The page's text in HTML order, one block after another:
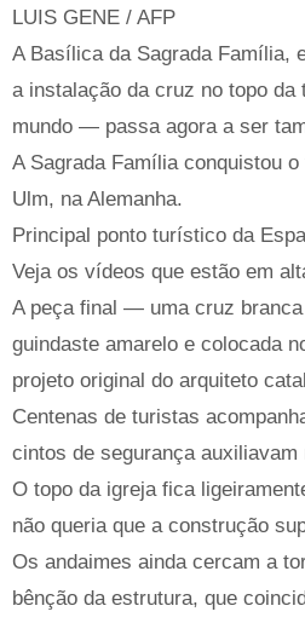
LUIS GENE / AFP
A Basílica da Sagrada Família,
a instalação da cruz no topo
mundo — passa agora a ser
A Sagrada Família conquistou
Ulm, na Alemanha.
Principal ponto turístico da
Veja os vídeos que estão em
A peça final — uma cruz
guindaste amarelo e colocada
projeto original do arquiteto
Centenas de turistas
cintos de segurança auxiliavam
O topo da igreja fica
não queria que a construção
Os andaimes ainda cercam a
bênção da estrutura, que